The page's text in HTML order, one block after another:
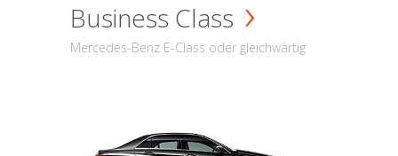
Business Class
Mercedes-Benz E-Class oder gleichwärtig